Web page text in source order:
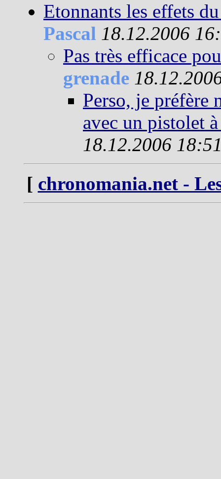
Etonnants les effets
Pascal 18.12.2006
Pas très efficace
grenade
Perso, je préfère
avec un pistolet
18.12.2006
[ chronomania.net -